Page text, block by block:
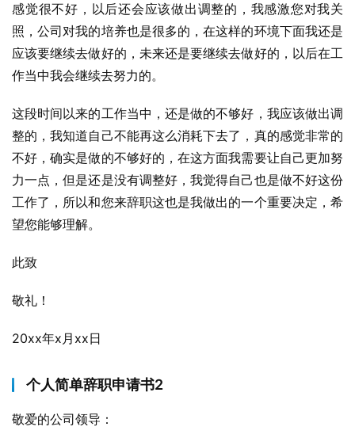
感觉很不好，以后还会应该做出调整的，我感激您对我关
照，公司对我的培养也是很多的，在这样的环境下面我还是
应该要继续去做好的，未来还是要继续去做好的，以后在工
作当中我会继续去努力的。
这段时间以来的工作当中，还是做的不够好，我应该做出调
整的，我知道自己不能再这么消耗下去了，真的感觉非常的
不好，确实是做的不够好的，在这方面我需要让自己更加努
力一点，但是还是没有调整好，我觉得自己也是做不好这份
工作了，所以和您来辞职这也是我做出的一个重要决定，希
望您能够理解。
此致
敬礼！
20xx年x月xx日
个人简单辞职申请书2
敬爱的公司领导：